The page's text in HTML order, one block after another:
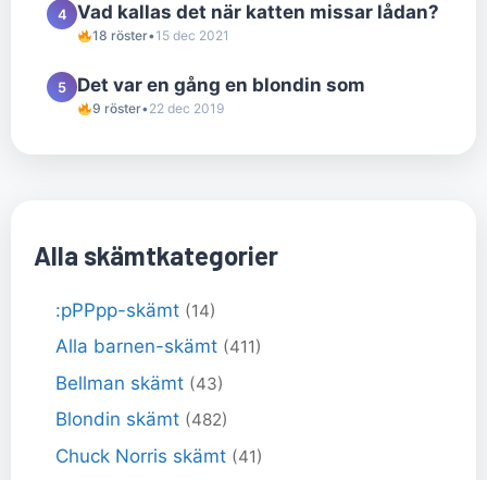
4 Vad kallas det när katten missar lådan?
18 röster•15 dec 2021
5 Det var en gång en blondin som
9 röster•22 dec 2019
Alla skämtkategorier
:pPPpp-skämt (14)
Alla barnen-skämt (411)
Bellman skämt (43)
Blondin skämt (482)
Chuck Norris skämt (41)